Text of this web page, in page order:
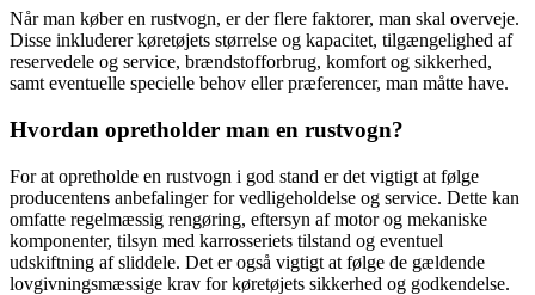
Når man køber en rustvogn, er der flere faktorer, man skal overveje.
Disse inkluderer køretøjets størrelse og kapacitet, tilgængelighed af
reservedele og service, brændstofforbrug, komfort og sikkerhed,
samt eventuelle specielle behov eller præferencer, man måtte have.
Hvordan opretholder man en rustvogn?
For at opretholde en rustvogn i god stand er det vigtigt at følge
producentens anbefalinger for vedligeholdelse og service. Dette kan
omfatte regelmæssig rengøring, eftersyn af motor og mekaniske
komponenter, tilsyn med karrosseriets tilstand og eventuel
udskiftning af sliddele. Det er også vigtigt at følge de gældende
lovgivningsmæssige krav for køretøjets sikkerhed og godkendelse.